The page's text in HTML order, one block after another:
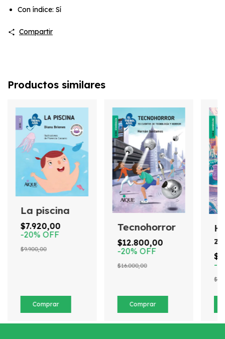
Con índice: Sí
Compartir
Productos similares
La piscina
$7.920,00
-20% OFF
$9.900,00
Tecnohorror
$12.800,00
-20% OFF
$16.000,00
-